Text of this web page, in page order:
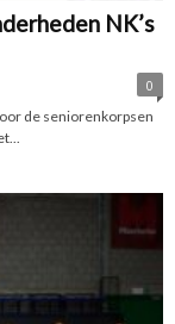
NK’s
0
de seniorenkorpsen